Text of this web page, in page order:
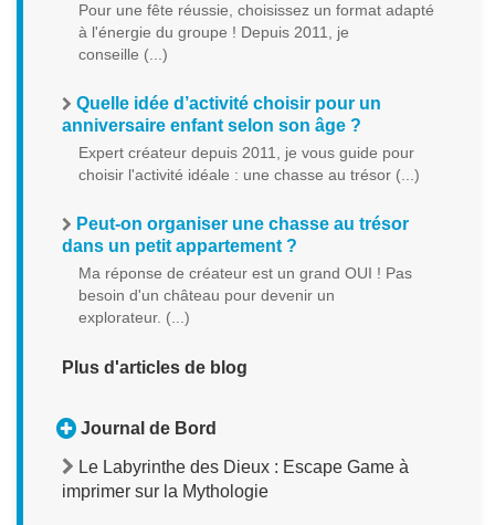
Pour une fête réussie, choisissez un format adapté
à l'énergie du groupe ! Depuis 2011, je
conseille (...)
Quelle idée d’activité choisir pour un
anniversaire enfant selon son âge ?
Expert créateur depuis 2011, je vous guide pour
choisir l'activité idéale : une chasse au trésor (...)
Peut-on organiser une chasse au trésor
dans un petit appartement ?
Ma réponse de créateur est un grand OUI ! Pas
besoin d'un château pour devenir un
explorateur. (...)
Plus d'articles de blog
Journal de Bord
Le Labyrinthe des Dieux : Escape Game à
imprimer sur la Mythologie